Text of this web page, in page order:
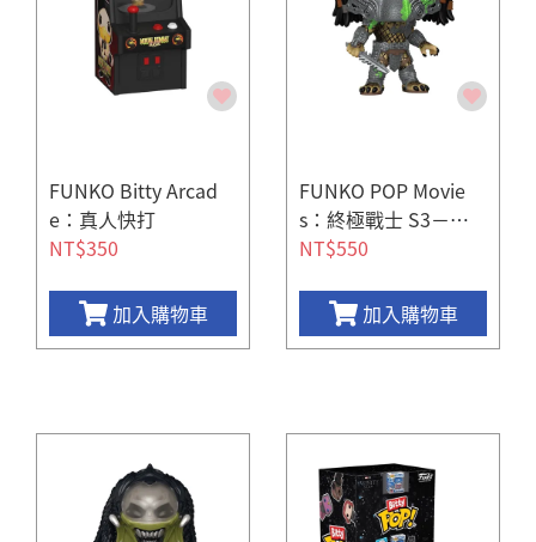
FUNKO Bitty Arcad
e：真人快打
NT$350
加入購物車
FUNKO POP Movie
s：終極戰士 S3－公
牛終極戰士（藍／綠
NT$550
加入購物車